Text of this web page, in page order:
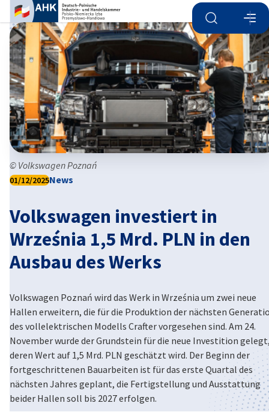
Suche öffnen
German
Poland
Volkswagen investiert in
Września 1,5 Mrd. PLN in den
Ausbau des Werks
01/12/2025News
Volkswagen Poznań wird das Werk in Września um zwei neue
Hallen erweitern, die für die Produktion der nächsten
des vollelektrischen Modells Crafter vorgesehen sind. Am 24.
November wurde der Grundstein für die neue Investition
deren Wert auf 1,5 Mrd. PLN geschätzt wird. Der Beginn der
fortgeschrittenen Bauarbeiten ist für das erste Quartal des
nächsten Jahres geplant, die Fertigstellung und Ausstattung
beider Hallen soll bis 2027 erfolgen.
© Volkswagen Poznań